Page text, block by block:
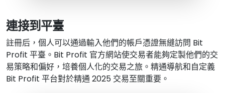
連接到平臺
註冊后，個人可以通過輸入他們的帳戶憑證無縫訪問 Bit
Profit 平臺。Bit Profit 官方網站使交易者能夠定製他們的交
易策略和偏好，培養個人化的交易之旅。精通導航和自定義
Bit Profit 平台對於精通 2025 交易至關重要。